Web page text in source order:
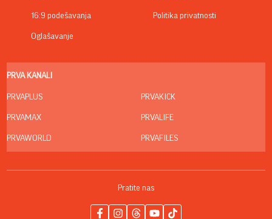
16:9 podešavanja
Oglašavanje
Politika privatnosti
PRVA KANALI
PRVAPLUS
PRVAMAX
PRVAWORLD
PRVAKICK
PRVALIFE
PRVAFILES
Pratite nas